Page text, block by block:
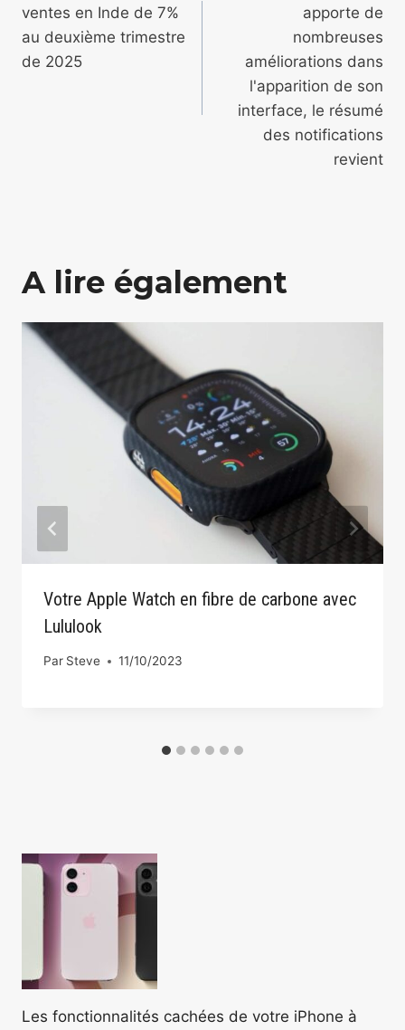
l’article
ventes en Inde de 7%
au deuxième trimestre
de 2025
apporte de
nombreuses
améliorations dans
l'apparition de son
interface, le résumé
des notifications
revient
A lire également
Votre Apple Watch en fibre de carbone avec
Lululook
Par Steve 11/10/2023
Les fonctionnalités cachées de votre iPhone à